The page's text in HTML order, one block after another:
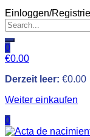
Einloggen/
0
€0.00
Derzeit leer: €0.00
Weiter einkaufen
0